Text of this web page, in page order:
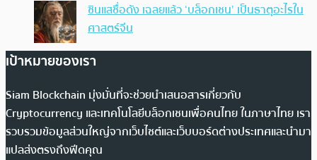
ซินแสชื่อดัง เฉลยแล้ว ‘บล็อกเชน’ เป็นธาตุอะไรใน
ศาสตร์จีน
เป้าหมายของเรา
Siam Blockchain มุ่งมั่นที่จะช่วยนำเสนอสารเกี่ยวกับ
Cryptocurrency และเทคโนโลยีบล็อกเชนเพื่อคนไทย ในภาษาไทย เรา
รวบรวมข้อมูลส่วนใหญ่จากเว็บไซต์และเว็บบอร์ดต่างประเทศและนำมา
แปลส่งตรงถึงฟีดคุณ